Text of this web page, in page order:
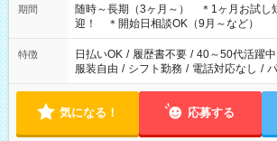
働7h/休憩1h) □12:00～21:00(実働7h/休憩1h) ＊固定OK
る時間帯！
期間
随時～長期（3ヶ月～） ＊1ヶ月お試
迎！ ＊開始日相談OK（9月～など）
特徴 日払いOK / 履歴書不要 / 40～50代活躍中
服装自由 / シフト勤務 / 電話対応なし /
気になる！ 応募する